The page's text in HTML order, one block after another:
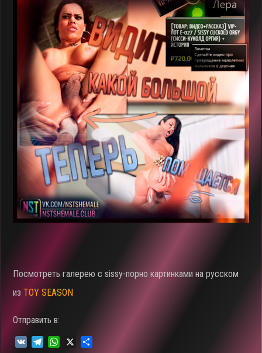
Посмотреть галерею c sissy-порно картинками на русском
изTOY SEASON
Отправить в:
W